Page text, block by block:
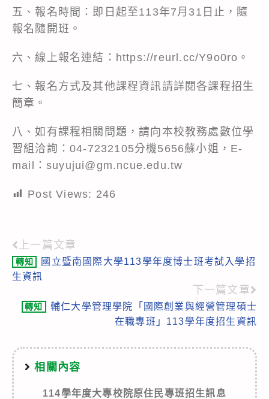
五、報名時間：即日起至113年7月31日止，隨
報名隨開班。
六、線上報名連結：https://reurl.cc/Y9o0ro。
七、報名方式及其他課程資訊請詳閱各課程招生
簡章。
八、如有課程相關問題，請向本校教務處數位學
習組洽詢：04-7232105分機5656蘇小姐，E-
mail：suyujui@gm.ncue.edu.tw
Post Views: 246
Read
more
上一篇文章
轉知
國立暨南國際大學113學年度博士班考試入學招
生資訊
下一篇文章
轉知
輔仁大學管理學院「國際創業與經營管理碩士
在職專班」113學年度招生資訊
相關內容
114學年度大專校院原住民專班招生訊息